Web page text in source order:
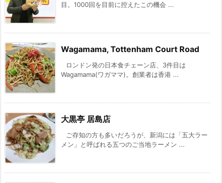
目。1000回を目前に控えたこの機会 ...
Wagamama, Tottenham Court Road
ロンドン発の日本食チェーン店、3件目は
Wagamama(ワガママ)。創業者は香港 ...
大黒亭 居島店
ご存知の方も多いだろうが、新潟には「五大ラー
メン」と呼ばれる五つのご当地ラーメン ...